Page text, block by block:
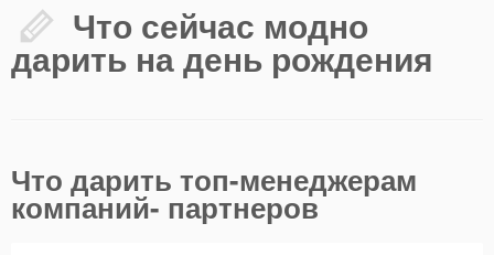
Что сейчас модно
дарить на день рождения
Что дарить топ-менеджерам
компаний- партнеров